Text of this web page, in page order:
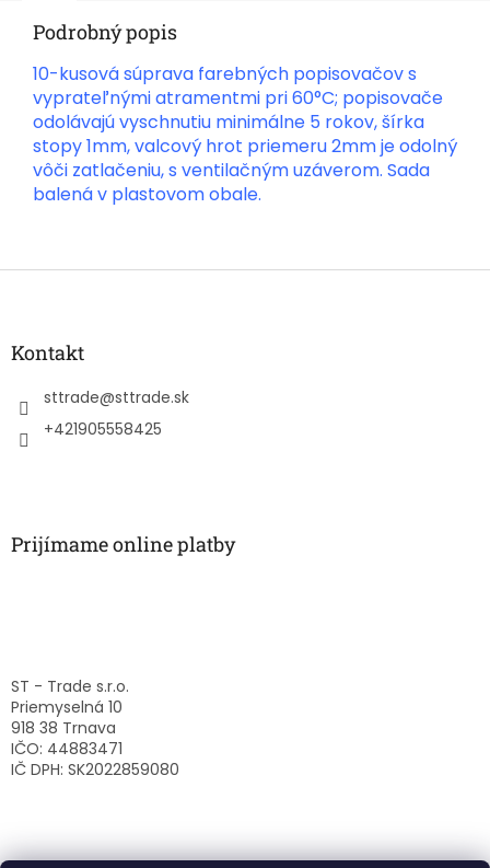
Podrobný popis
10-kusová súprava farebných popisovačov s
vyprateľnými atramentmi pri 60°C; popisovače
odolávajú vyschnutiu minimálne 5 rokov, šírka
stopy 1mm, valcový hrot priemeru 2mm je odolný
vôči zatlačeniu, s ventilačným uzáverom. Sada
balená v plastovom obale.
Z
Kontakt
sttrade@sttrade.sk
+421905558425
Prijímame online platby
ST - Trade s.r.o.
Priemyselná 10
918 38 Trnava
IČO: 44883471
IČ DPH: SK2022859080